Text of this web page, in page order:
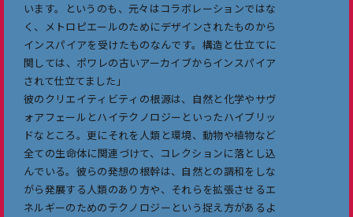
います。というのも、元々はコラボレーションではな
く、メトロピエールのためにデザインされたものから
インスパイアを受けたものなんです。構造と仕立てに
関しては、ポワレの古いアーカイブからインスパイア
されて仕立てました」
彼のクリエイティビティの根源は、自然と化学やサヴ
ォアフェールとハイテクノロジーといったハイブリッ
ドなところ。更にそれを人類と環境、動物や植物など
全ての生命体に関連づけて、コレクションに落とし込
んでいる。彼らの発想の根幹は、自然との調和をしな
がら発展する人類のあり方や、それらを拡張させるエ
ネルギーのためのテクノロジーという捉え方があるよ